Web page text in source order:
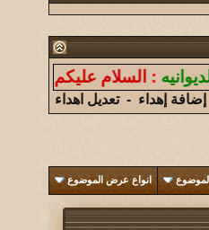
:السلام عليكم ورحمة الله
إضافة إهداء -تعديل اهداء
انواع عرض الموضوع